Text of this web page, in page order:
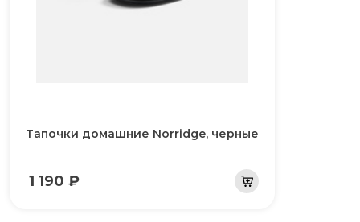
Тапочки домашние Norridge, черные
1 190 ₽